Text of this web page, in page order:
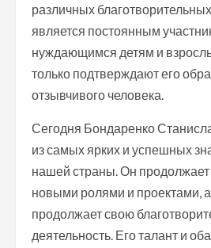
различных
является постоянным
нуждающимся детям и
только подтверждают его
отзывчивого человека.
Сегодня Бондаренко
из самых ярких и успешных
нашей страны. Он продолжает
новыми ролями и проектами,
продолжает свою
деятельность. Его талант и